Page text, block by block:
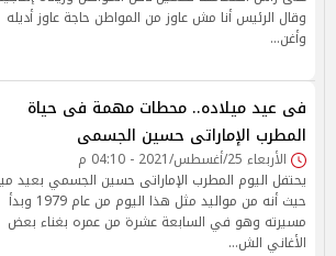
وقال الرئيس أنا مش عاوز من المواطن حاجة عاوز أديله
وأغن…
فى عيد ميلاده.. محطات مهمة فى حياة
المطرب الإماراتى حسين الجسمى
الأربعاء 25/أغسطس/2021 - 04:10 م
يحتفل اليوم المطرب الإماراتى حسين الجسمي بعيد
حيث أنه من مواليد مثل هذا اليوم من عام 1979 وبدأ
مسيرته وهو في السابعة عشرة من عمره بغناء بعض
الأغاني الش…